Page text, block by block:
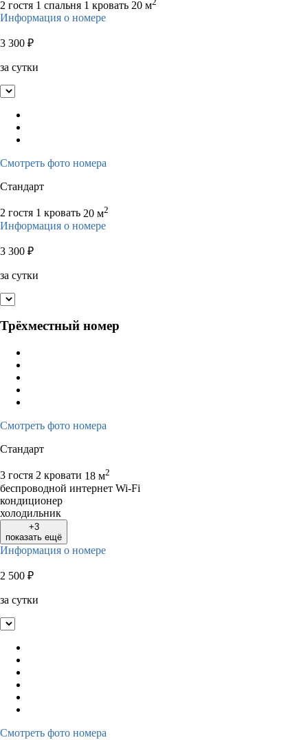
2 гостя 1 спальня 1 кровать 20 м
Информация о номере
3 300 ₽
за сутки
Смотреть фото номера
Стандарт
2 гостя 1 кровать 20 м2
Информация о номере
3 300 ₽
за сутки
Трёхместный номер
Смотреть фото номера
Стандарт
3 гостя 2 кровати 18 м2
беспроводной интернет Wi-Fi
кондиционер
холодильник
+3
показать ещё
Информация о номере
2 500 ₽
за сутки
Смотреть фото номера